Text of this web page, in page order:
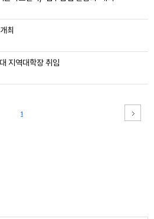
최
지역대학장 취임
1